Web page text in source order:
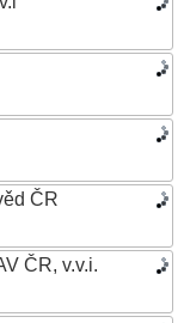
ČR
ČR, v.v.i.